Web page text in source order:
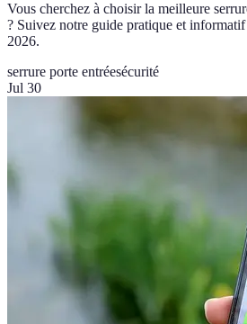
Vous cherchez à choisir la meilleure
? Suivez notre guide pratique et
2026.
serrure porte entréesécurité
Jul 30